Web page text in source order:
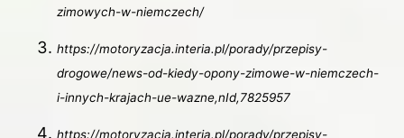
zimowych-w-niemczech/
https://motoryzacja.interia.pl/porady/przepisy-
drogowe/news-od-kiedy-opony-zimowe-w-niemczech-
i-innych-krajach-ue-wazne,nId,7825957
https://motoryzacja.interia.pl/porady/przepisy-